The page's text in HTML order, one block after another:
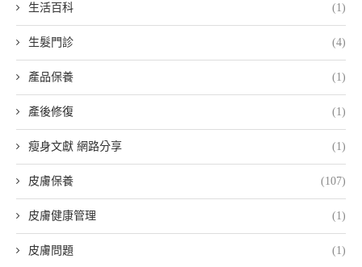
生活百科 (1)
生髮門診 (4)
產品保養 (1)
產後修復 (1)
瘦身文獻 網路分享 (1)
皮膚保養 (107)
皮膚健康管理 (1)
皮膚問題 (1)